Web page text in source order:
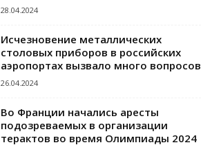
28.04.2024
Исчезновение металлических
столовых приборов в российских
аэропортах вызвало много вопросов
26.04.2024
Во Франции начались аресты
подозреваемых в организации
терактов во время Олимпиады 2024